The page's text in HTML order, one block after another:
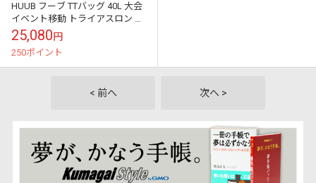
HUUB フーブ TTバッグ 40L 大会
イベント移動 トライアスロン マ
ラソン トランジション
25,080円
250ポイント
< 前へ 次へ >